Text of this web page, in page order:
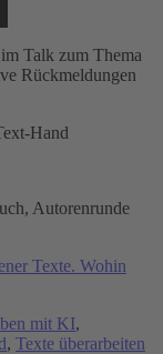
Talk zum Thema
Rückmeldungen
Hand
Autorenrunde
Texte. Wohin
mit KI,
, Texte überarbeiten